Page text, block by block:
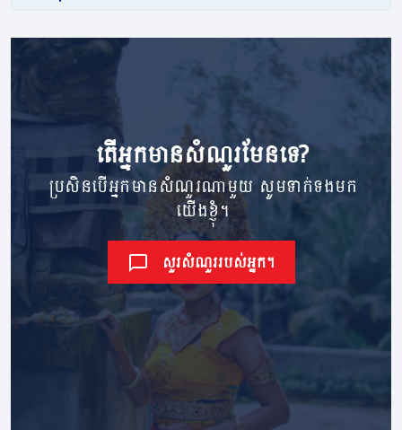
តើ​អ្នក​មាន​សំណួរ​មែនទេ?
ប្រសិនបើអ្នកមានសំណួរណាមួយ សូមទាក់ទងមក
យើងខ្ញុំ។
សួរសំណួររបស់អ្នក។